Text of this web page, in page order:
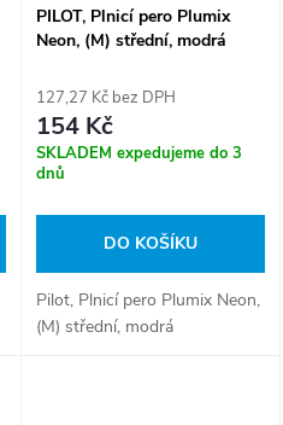
PILOT, Plnicí pero Plumix
Neon, (M) střední, modrá
127,27 Kč bez DPH
154 Kč
SKLADEM expedujeme do 3
dnů
DO KOŠÍKU
Pilot, Plnicí pero Plumix Neon,
(M) střední, modrá